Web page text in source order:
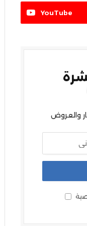
YouTube
والعروض